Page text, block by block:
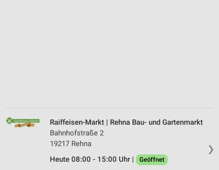
❯
Raiffeisen-Markt | Rehna Bau- und Gartenmarkt
Bahnhofstraße 2
19217 Rehna
Heute 08:00 - 15:00 Uhr |
Geöffnet